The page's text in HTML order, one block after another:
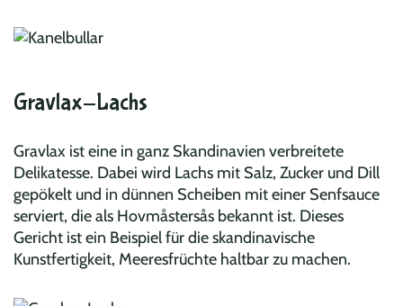
Gravlax-Lachs
Gravlax ist eine in ganz Skandinavien verbreitete
Delikatesse. Dabei wird Lachs mit Salz, Zucker und Dill
gepökelt und in dünnen Scheiben mit einer Senfsauce
serviert, die als Hovmåstersås bekannt ist. Dieses
Gericht ist ein Beispiel für die skandinavische
Kunstfertigkeit, Meeresfrüchte haltbar zu machen.